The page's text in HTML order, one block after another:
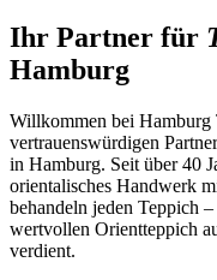
Ihr Partner für
Hamburg
Willkommen bei
vertrauenswürdigen
in Hamburg. Seit über 40
orientalisches Handwerk
behandeln jeden Teppich
wertvollen Orientteppich
verdient.